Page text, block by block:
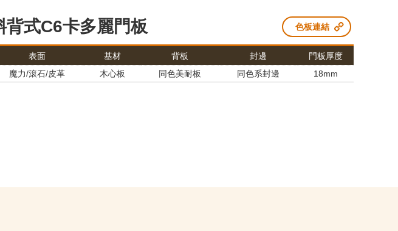
背式C6卡多麗門板 色板連結
表面 基材 背板 封邊
門板厚度
魔力/滾石/皮革
木心板 同色美耐板 同色系封邊 18mm